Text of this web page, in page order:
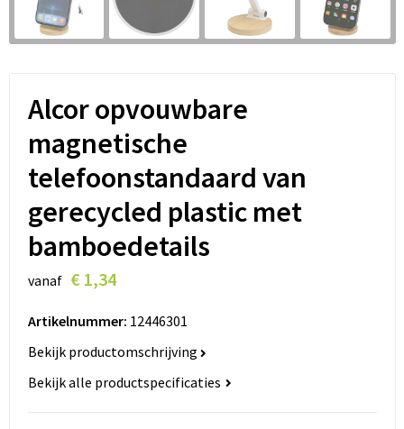
Lanyards
Miniboxen
Momenten
Paraplu's
Persoonlijke verzorging
Reisbenodigdheden
Schrijfwaren
Sleutelhangers
Peuters en Baby's
Alcor opvouwbare
magnetische
telefoonstandaard van
gerecycled plastic met
bamboedetails
vanaf € 1,34
Artikelnummer: 12446301
Bekijk productomschrijving
Bekijk alle productspecificaties